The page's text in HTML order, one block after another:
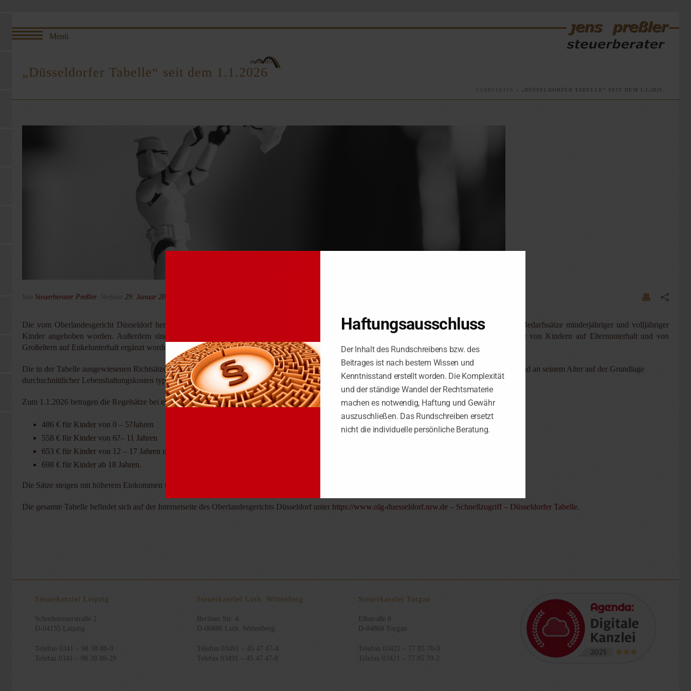
„Düsseldorfer Tabelle“ seit dem 1.1.2026
» „DÜSSELDORFER TABELLE“ SEIT DEM 1.1.2026
Von Steuerberater Preßler Verfasst 29. Januar 2026
Die vom Oberlandesgericht Düsseldorf herausgegebene „Düsseldorfer Tabelle“ wurde zum 1.1.2026 geändert. Gegenüber der Tabelle 2025 sind die Bedarfssätze minderjähriger und volljähriger
Kinder angehoben worden. Außerdem sind die Anmerkungen zur Tabelle um Regelungen des angemessenen Selbstbehalts bei der Inanspruchnahme von Kindern auf Elternunterhalt und von
Großeltern auf Enkelunterhalt ergänzt worden.
Die in der Tabelle ausgewiesenen Richtsätze sind Erfahrungswerte, die den Lebensbedarf des Kindes ausgerichtet an den Lebensverhältnissen der Eltern und an seinem Alter auf der Grundlage
durchschnittlicher Lebenshaltungskosten typisieren, um so eine gleichmäßige Behandlung gleicher Lebenssachverhalte zu erreichen.
Zum 1.1.2026 betragen die Regelsätze bei einem Nettoeinkommen des/der Unterhaltspflichtigen bis 2.100 €:
486 € für Kinder von 0 – 5?Jahren
558 € für Kinder von 6?– 11 Jahren
653 € für Kinder von 12 – 17 Jahren und
698 € für Kinder ab 18 Jahren.
Die Sätze steigen mit höherem Einkommen um bestimmte Prozentsätze.
Die gesamte Tabelle befindet sich auf der Internetseite des Oberlandesgerichts Düsseldorf unter https://www.olg-duesseldorf.nrw.de – Schnellzugriff – Düsseldorfer Tabelle.
Steuerkanzlei Leipzig
Schorlemmerstraße 2
D-04155 Leipzig
Telefon 0341 – 98 38 88-0
Telefax 0341 – 98 38 88-29
Steuerkanzlei Luth. Wittenberg
Berliner Str. 4
D-06886 Luth. Wittenberg
Telefon 03491 – 45 47 47-4
Telefax 03491 – 45 47 47-8
Steuerkanzlei Torgau
Elbstraße 8
D-04860 Torgau
Telefon 03421 – 77 85 70-0
Telefax 03421 – 77 85 70-2
Haftungsausschluss
Der Inhalt des Rundschreibens bzw. des
Beitrages ist nach bestem Wissen und
Kenntnisstand erstellt worden. Die Komplexität
und der ständige Wandel der Rechtsmaterie
machen es notwendig, Haftung und Gewähr
auszuschließen. Das Rundschreiben ersetzt
nicht die individuelle persönliche Beratung.